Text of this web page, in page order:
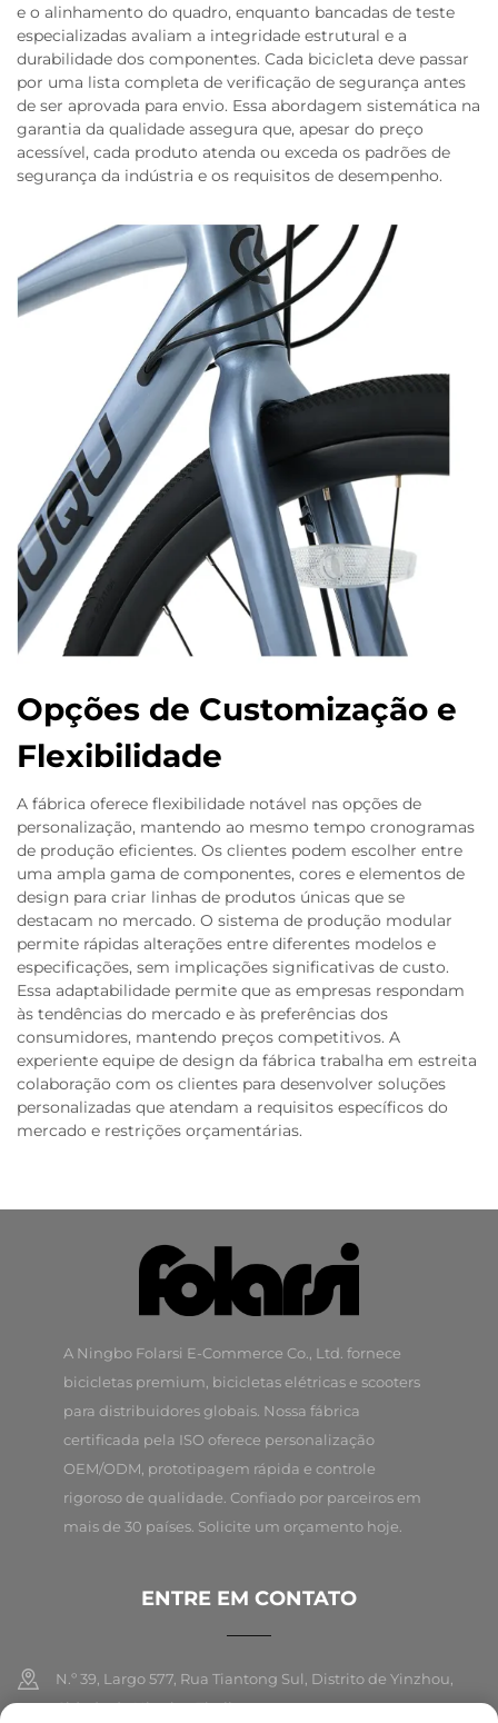
e o alinhamento do quadro, enquanto bancadas de teste
especializadas avaliam a integridade estrutural e a
durabilidade dos componentes. Cada bicicleta deve passar
por uma lista completa de verificação de segurança antes
de ser aprovada para envio. Essa abordagem sistemática na
garantia da qualidade assegura que, apesar do preço
acessível, cada produto atenda ou exceda os padrões de
segurança da indústria e os requisitos de desempenho.
Opções de Customização e
Flexibilidade
A fábrica oferece flexibilidade notável nas opções de
personalização, mantendo ao mesmo tempo cronogramas
de produção eficientes. Os clientes podem escolher entre
uma ampla gama de componentes, cores e elementos de
design para criar linhas de produtos únicas que se
destacam no mercado. O sistema de produção modular
permite rápidas alterações entre diferentes modelos e
especificações, sem implicações significativas de custo.
Essa adaptabilidade permite que as empresas respondam
às tendências do mercado e às preferências dos
consumidores, mantendo preços competitivos. A
experiente equipe de design da fábrica trabalha em estreita
colaboração com os clientes para desenvolver soluções
personalizadas que atendam a requisitos específicos do
mercado e restrições orçamentárias.
A Ningbo Folarsi E-Commerce Co., Ltd. fornece
bicicletas premium, bicicletas elétricas e scooters
para distribuidores globais. Nossa fábrica
certificada pela ISO oferece personalização
OEM/ODM, prototipagem rápida e controle
rigoroso de qualidade. Confiado por parceiros em
mais de 30 países. Solicite um orçamento hoje.
ENTRE EM CONTATO
N.º 39, Largo 577, Rua Tiantong Sul, Distrito de Yinzhou,
Cidade de Ningbo, Zhejiang